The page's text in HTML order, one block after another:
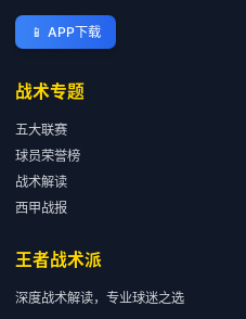
📱 APP下载
战术专题
五大联赛
球员荣誉榜
战术解读
西甲战报
王者战术派
深度战术解读，专业球迷之选